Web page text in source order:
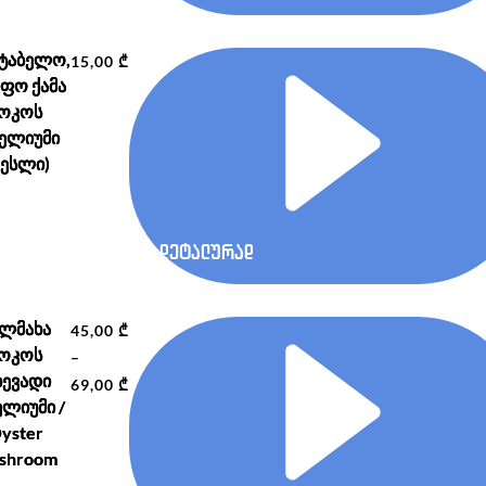
ქამა
15,00 ₾
დეტალურად
/
45,00 ₾
–
69,00 ₾ Price
range:
through